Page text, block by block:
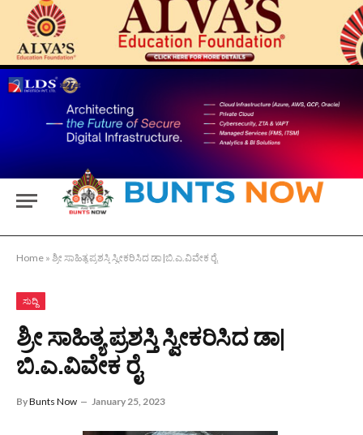
Home » ಶ್ರೀ ಸಾಹಿತ್ಯ ಪ್ರಶಸ್ತಿ ಸ್ವೀಕರಿಸಿದ ಡಾ|ಬಿ.ಎ.ವಿವೇಕ ರೈ
ಸುದ್ದಿ
ಶ್ರೀ ಸಾಹಿತ್ಯ ಪ್ರಶಸ್ತಿ ಸ್ವೀಕರಿಸಿದ ಡಾ|
ಬಿ.ಎ.ವಿವೇಕ ರೈ
ByBunts Now January 25, 2023